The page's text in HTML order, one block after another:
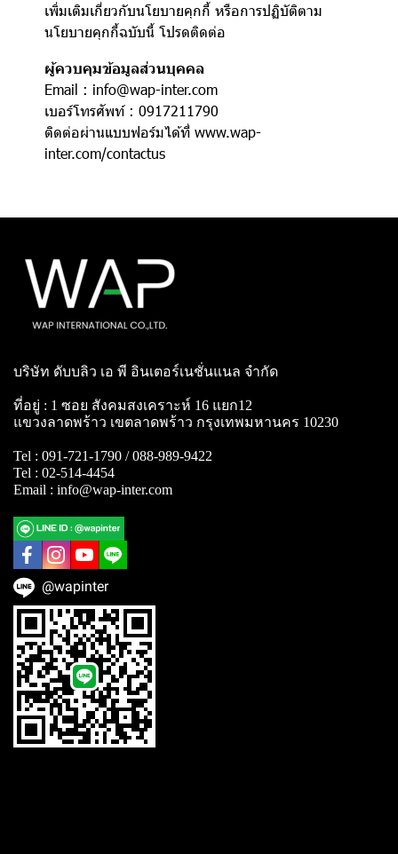
เพิ่มเติมเกี่ยวกับนโยบายคุกกี้ หรือการปฏิบัติตาม
นโยบายคุกกี้ฉบับนี้ โปรดติดต่อ
ผู้ควบคุมข้อมูลส่วนบุคคล
Email : info@wap-inter.com
เบอร์โทรศัพท์ : 0917211790
ติดต่อผ่านแบบฟอร์มได้ที่ www.wap-
inter.com/contactus
บริษัท ดับบลิว เอ พี อินเตอร์เนชั่นแนล จำกัด
ที่อยู่ : 1 ซอย สังคมสงเคราะห์ 16 แยก12
แขวงลาดพร้าว เขตลาดพร้าว กรุงเทพมหานคร 10230
Tel : 091-721-1790 / 088-989-9422
Tel : 02-514-4454
Email : info@wap-inter.com
@wapinter